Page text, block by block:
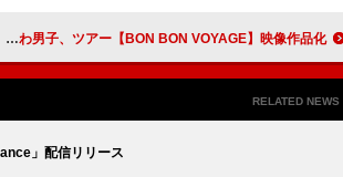
なにわ男子、ツアー【BON BON VOYAGE】映像作品化
RELATED NEWS
」配信リリース